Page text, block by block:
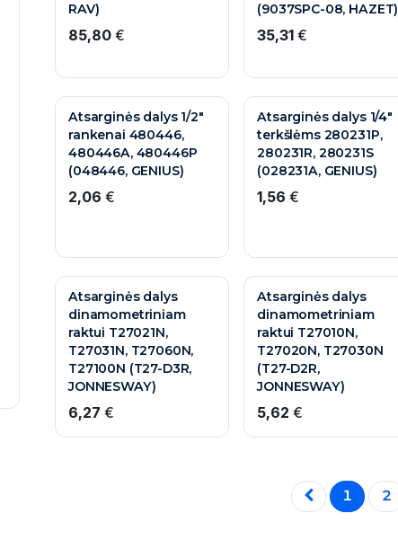
RAV)
85,80 €
(9037SPC-08, HAZET)
35,31 €
Atsarginės dalys 1/2"
rankenai 480446,
480446A, 480446P
(048446, GENIUS)
2,06 €
Atsarginės dalys 1/4"
terkšlėms 280231P,
280231R, 280231S
(028231A, GENIUS)
1,56 €
Atsarginės dalys
dinamometriniam
raktui T27021N,
T27031N, T27060N,
T27100N (T27-D3R,
JONNESWAY)
6,27 €
Atsarginės dalys
dinamometriniam
raktui T27010N,
T27020N, T27030N
(T27-D2R,
JONNESWAY)
5,62 €
1 2